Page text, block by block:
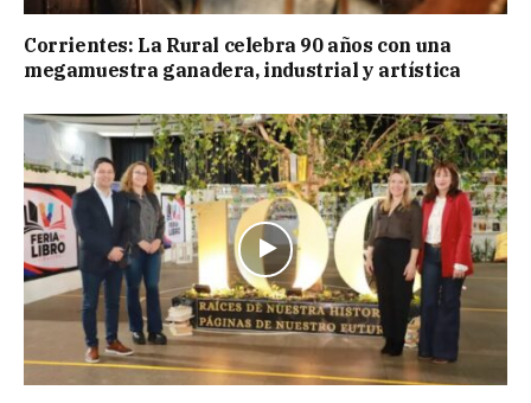
Corrientes: La Rural celebra 90 años con una
megamuestra ganadera, industrial y artística